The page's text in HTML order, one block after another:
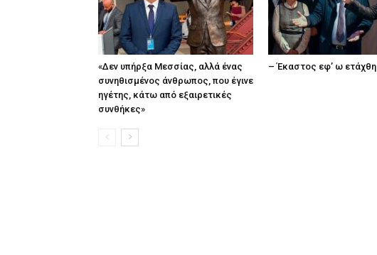
«Δεν υπήρξα Μεσσίας, αλλά ένας
συνηθισμένος άνθρωπος, που έγινε
ηγέτης, κάτω από εξαιρετικές
συνθήκες»
– Έκαστος εφ’ ω ετάχθη